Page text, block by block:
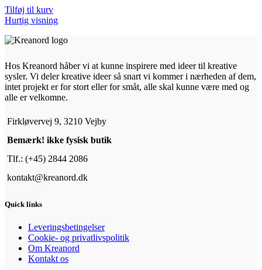
Tilføj til kurv
Hurtig visning
Hos Kreanord håber vi at kunne inspirere med ideer til kreative
sysler. Vi deler kreative ideer så snart vi kommer i nærheden af dem,
intet projekt er for stort eller for småt, alle skal kunne være med og
alle er velkomne.
Firkløvervej 9, 3210 Vejby
Bemærk! ikke fysisk butik
Tlf.: (+45) 2844 2086
kontakt@kreanord.dk
Quick links
Leveringsbetingelser
Cookie- og privatlivspolitik
Om Kreanord
Kontakt os